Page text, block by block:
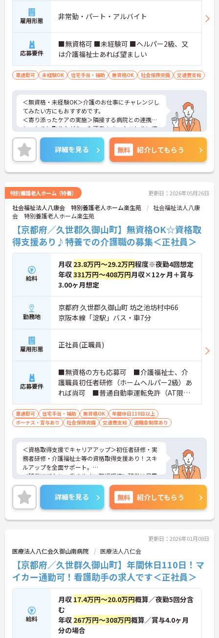
雇用形態 非常勤・パート・アルバイト
応募要件
■無資格可 ■未経験可 ■ヘルパー2級、又
は介護福祉士あれば望ましい
車通勤可 未経験OK 住宅手当・補助 無資格OK 社会保険完備 交通費支給
＜無資格・未経験OK＞介護のお仕事にチャレンジし
てみたい方にもおすすめです。
＜寄り添ったケアの実施＞隣接する病院との連携も
しっかりと取りながら、入所者さま一人ひとりに適
したケアの提供に努められています。
＜選べる通勤方法＞マイカー・バイク・自転車通勤
が可能で、ライフスタイルに合わせた通勤方法を選
択いただけます。
ご興味のある方には、面接対策ポイント等、さらに
詳細を見る 無料 紹介してもらう
特別養護老人ホーム（特養） 更新日：2026年05月26日
社会福祉法人八康会 特別養護老人ホーム楽生苑
社会福祉法人八康
会 特別養護老人ホーム楽生苑
【京都府／久世郡久御山町】無資格OK☆資格取
得支援あり♪特養での介護職の募集＜正社員＞
給料
月収 23.8万円～29.2万円程度※夜勤4回想定
年収331万円～408万円月収×12ヶ月＋賞与
3.00ヶ月想定
勤務地
京都府 久世郡久御山町 坊之池坊村中66
京阪本線「淀駅」バス・車7分
雇用形態 正社員(正職員)
応募要件
■無資格の方も応募可 ■介護福祉士、介
護職員初任者研修（ホームヘルパー2級）あ
れば尚可 ■普通自動車運転免許（AT限定
可）あれば尚可 ■介護職経験あれば尚可
車通勤可 住宅手当・補助 無資格OK
年間休日110日以上
ボーナス・賞与あり
社会保険完備 交通費支給 退職金制度あり
＜資格取得支援でキャリアアップ＞初任者研修・実
務者研修・介護福祉士等の資格取得支援あり！スキ
ルアップを全面サポート。
＜残業ほぼなし・働きやすい職場環境＞残業は月平
均1時間でプライベートを大切にしながらご勤務い
ただけます。
＜選べる通勤方法＞マイカー・バイク・自転車通勤
が可能で、ライフスタイルに合わせた通勤方法を選
択いただけます。
詳細をお話ししますのでお気軽にご相談ください！
詳細を見る 無料 紹介してもらう
更新日：2026年01月08日
医療法人八仁会久御山南病院 医療法人八仁会
【京都府／久世群久御山町】年間休日110日！マ
イカー通勤可！看護助手の求人です＜正社員＞
給料
月収 17.4万円～20.0万円概算／夜勤5回分含
む
年収 267万円～308万円概算／賞与4.0ヶ月
分の場合